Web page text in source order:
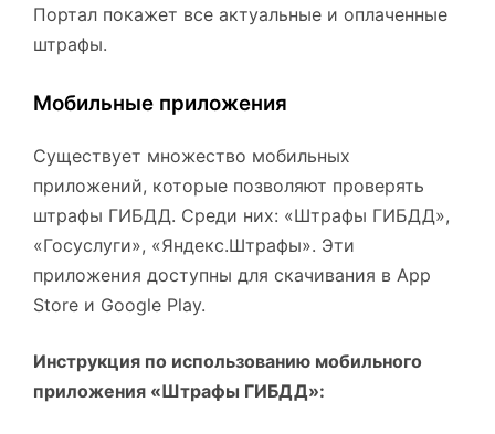
Портал покажет все актуальные и оплаченные
штрафы.
Мобильные приложения
Существует множество мобильных
приложений, которые позволяют проверять
штрафы ГИБДД. Среди них: «Штрафы ГИБДД»,
«Госуслуги», «Яндекс.Штрафы». Эти
приложения доступны для скачивания в App
Store и Google Play.
Инструкция по использованию мобильного
приложения «Штрафы ГИБДД»: